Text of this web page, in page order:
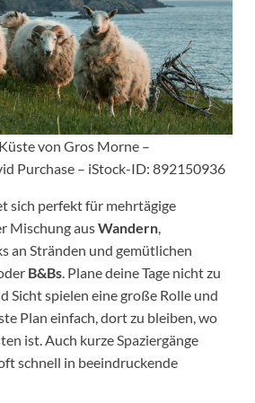
von Gros Morne –
Purchase – iStock-ID: 892150936
sich perfekt für mehrtägige
Mischung ausWandern,
an Stränden und gemütlichen
B&Bs. Plane deine Tage nicht zu
Sicht spielen eine große Rolle und
Plan einfach, dort zu bleiben, wo
ist. Auch kurze Spaziergänge
schnell in beeindruckende